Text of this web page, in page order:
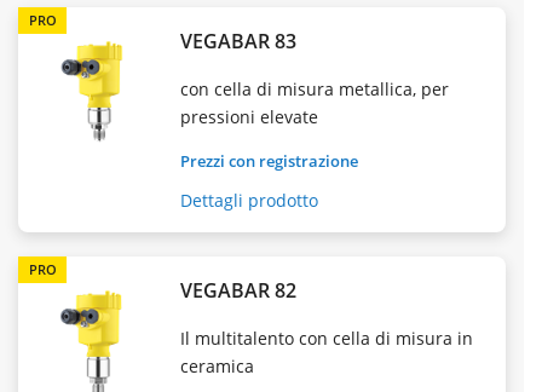
PRO
VEGABAR 83
con cella di misura metallica, per
pressioni elevate
Prezzi con registrazione
Dettagli prodotto
PRO
VEGABAR 82
Il multitalento con cella di misura in
ceramica